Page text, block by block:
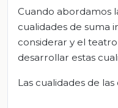
Cuando abordamos
cualidades de suma
considerar y el
desarrollar estas
Las cualidades de